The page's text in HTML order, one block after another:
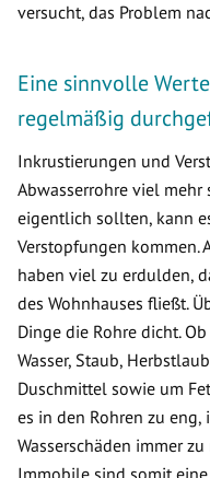
versucht, das Problem
Eine sinnvolle
regelmäßig
Inkrustierungen und
Abwasserrohre viel mehr
eigentlich sollten, kann
Verstopfungen kommen.
haben viel zu erdulden,
des Wohnhauses fließt.
Dinge die Rohre dicht.
Wasser, Staub,
Duschmittel sowie um
es in den Rohren zu
Wasserschäden immer